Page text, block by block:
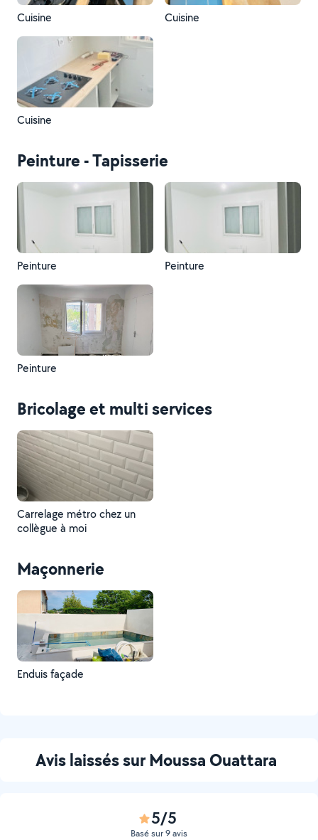
Cuisine Cuisine
Cuisine
Peinture - Tapisserie
Peinture Peinture
Peinture
Bricolage et multi services
Carrelage métro chez un
collègue à moi
Maçonnerie
Enduis façade
Avis laissés sur Moussa Ouattara
5/5
Basé sur 9 avis